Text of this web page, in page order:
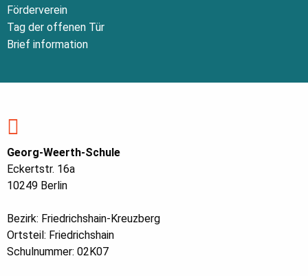
Förderverein
Tag der offenen Tür
Brief information
Georg-Weerth-Schule
Eckertstr. 16a
10249 Berlin
Bezirk: Friedrichshain-Kreuzberg
Ortsteil: Friedrichshain
Schulnummer: 02K07